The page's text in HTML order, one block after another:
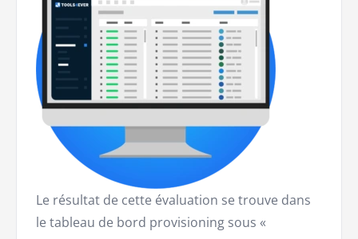
Le résultat de cette évaluation se trouve dans
le tableau de bord provisioning sous «